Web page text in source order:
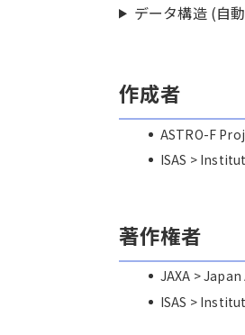
データ構造 (自
作成者
ASTRO-F
ISAS >
著作権者
JAXA >
ISAS >